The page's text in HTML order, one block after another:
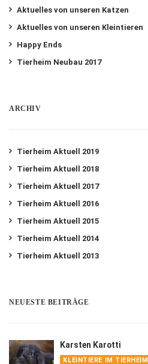
Aktuelles von unseren Katzen
Aktuelles von unseren Kleintieren
Happy Ends
Tierheim Neubau 2017
ARCHIV
Tierheim Aktuell 2019
Tierheim Aktuell 2018
Tierheim Aktuell 2017
Tierheim Aktuell 2016
Tierheim Aktuell 2015
Tierheim Aktuell 2014
Tierheim Aktuell 2013
NEUESTE BEITRÄGE
Karsten Karotti
KLEINTIERE IM TIERHEIM